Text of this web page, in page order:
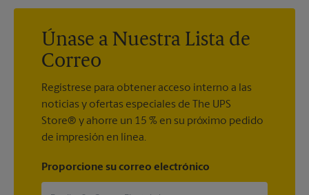
Únase a Nuestra Lista de
Correo
Regístrese para obtener acceso interno a las
noticias y ofertas especiales de The UPS
Store® y ahorre un 15 % en su próximo pedido
de impresión en línea.
Proporcione su correo electrónico